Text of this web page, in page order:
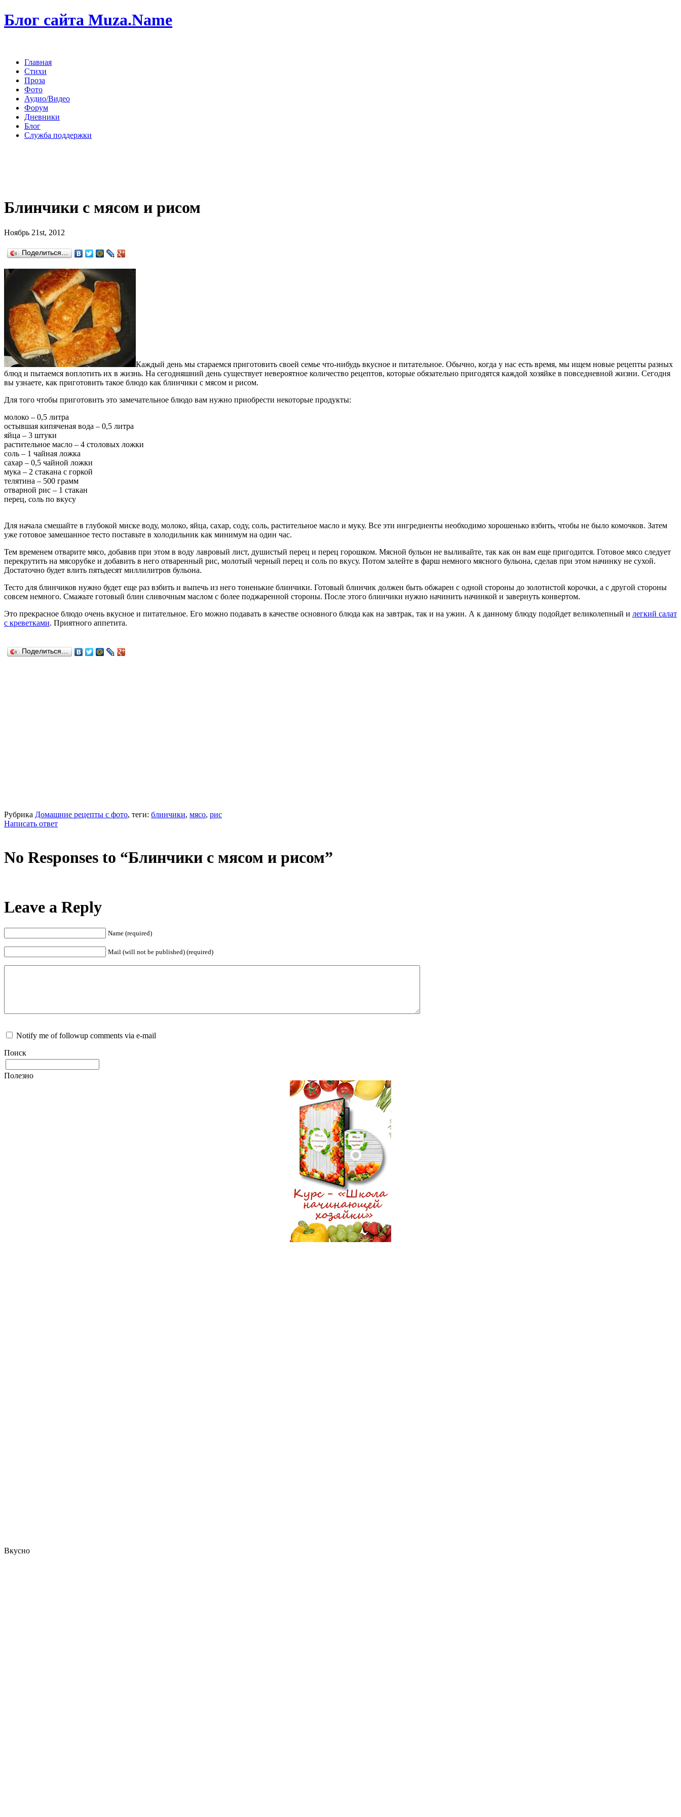
Блог сайта Muza.Name
Главная
Стихи
Проза
Фото
Аудио/Видео
Форум
Дневники
Блог
Служба поддержки
Блинчики с мясом и рисом
Ноябрь 21st, 2012
Поделиться…
Каждый день мы стараемся приготовить своей семье что-нибудь вкусное и питательное. Обычно, когда у нас есть время, мы ищем новые рецепты разных
блюд и пытаемся воплотить их в жизнь. На сегодняшний день существует невероятное количество рецептов, которые обязательно пригодятся каждой хозяйке в повседневной жизни. Сегодня
вы узнаете, как приготовить такое блюдо как блинчики с мясом и рисом.
Для того чтобы приготовить это замечательное блюдо вам нужно приобрести некоторые продукты:
молоко – 0,5 литра
остывшая кипяченая вода – 0,5 литра
яйца – 3 штуки
растительное масло – 4 столовых ложки
соль – 1 чайная ложка
сахар – 0,5 чайной ложки
мука – 2 стакана с горкой
телятина – 500 грамм
отварной рис – 1 стакан
перец, соль по вкусу
Для начала смешайте в глубокой миске воду, молоко, яйца, сахар, соду, соль, растительное масло и муку. Все эти ингредиенты необходимо хорошенько взбить, чтобы не было комочков. Затем
уже готовое замешанное тесто поставьте в холодильник как минимум на один час.
Тем временем отварите мясо, добавив при этом в воду лавровый лист, душистый перец и перец горошком. Мясной бульон не выливайте, так как он вам еще пригодится. Готовое мясо следует
перекрутить на мясорубке и добавить в него отваренный рис, молотый черный перец и соль по вкусу. Потом залейте в фарш немного мясного бульона, сделав при этом начинку не сухой.
Достаточно будет влить пятьдесят миллилитров бульона.
Тесто для блинчиков нужно будет еще раз взбить и выпечь из него тоненькие блинчики. Готовый блинчик должен быть обжарен с одной стороны до золотистой корочки, а с другой стороны
совсем немного. Смажьте готовый блин сливочным маслом с более поджаренной стороны. После этого блинчики нужно начинить начинкой и завернуть конвертом.
Это прекрасное блюдо очень вкусное и питательное. Его можно подавать в качестве основного блюда как на завтрак, так и на ужин. А к данному блюду подойдет великолепный и легкий салат
с креветками. Приятного аппетита.
Поделиться…
Рубрика Домашние рецепты с фото, теги: блинчики, мясо, рис
Написать ответ
No Responses to “Блинчики с мясом и рисом”
Leave a Reply
Name (required)
Mail (will not be published) (required)
Notify me of followup comments via e-mail
Поиск
Полезно
Вкусно